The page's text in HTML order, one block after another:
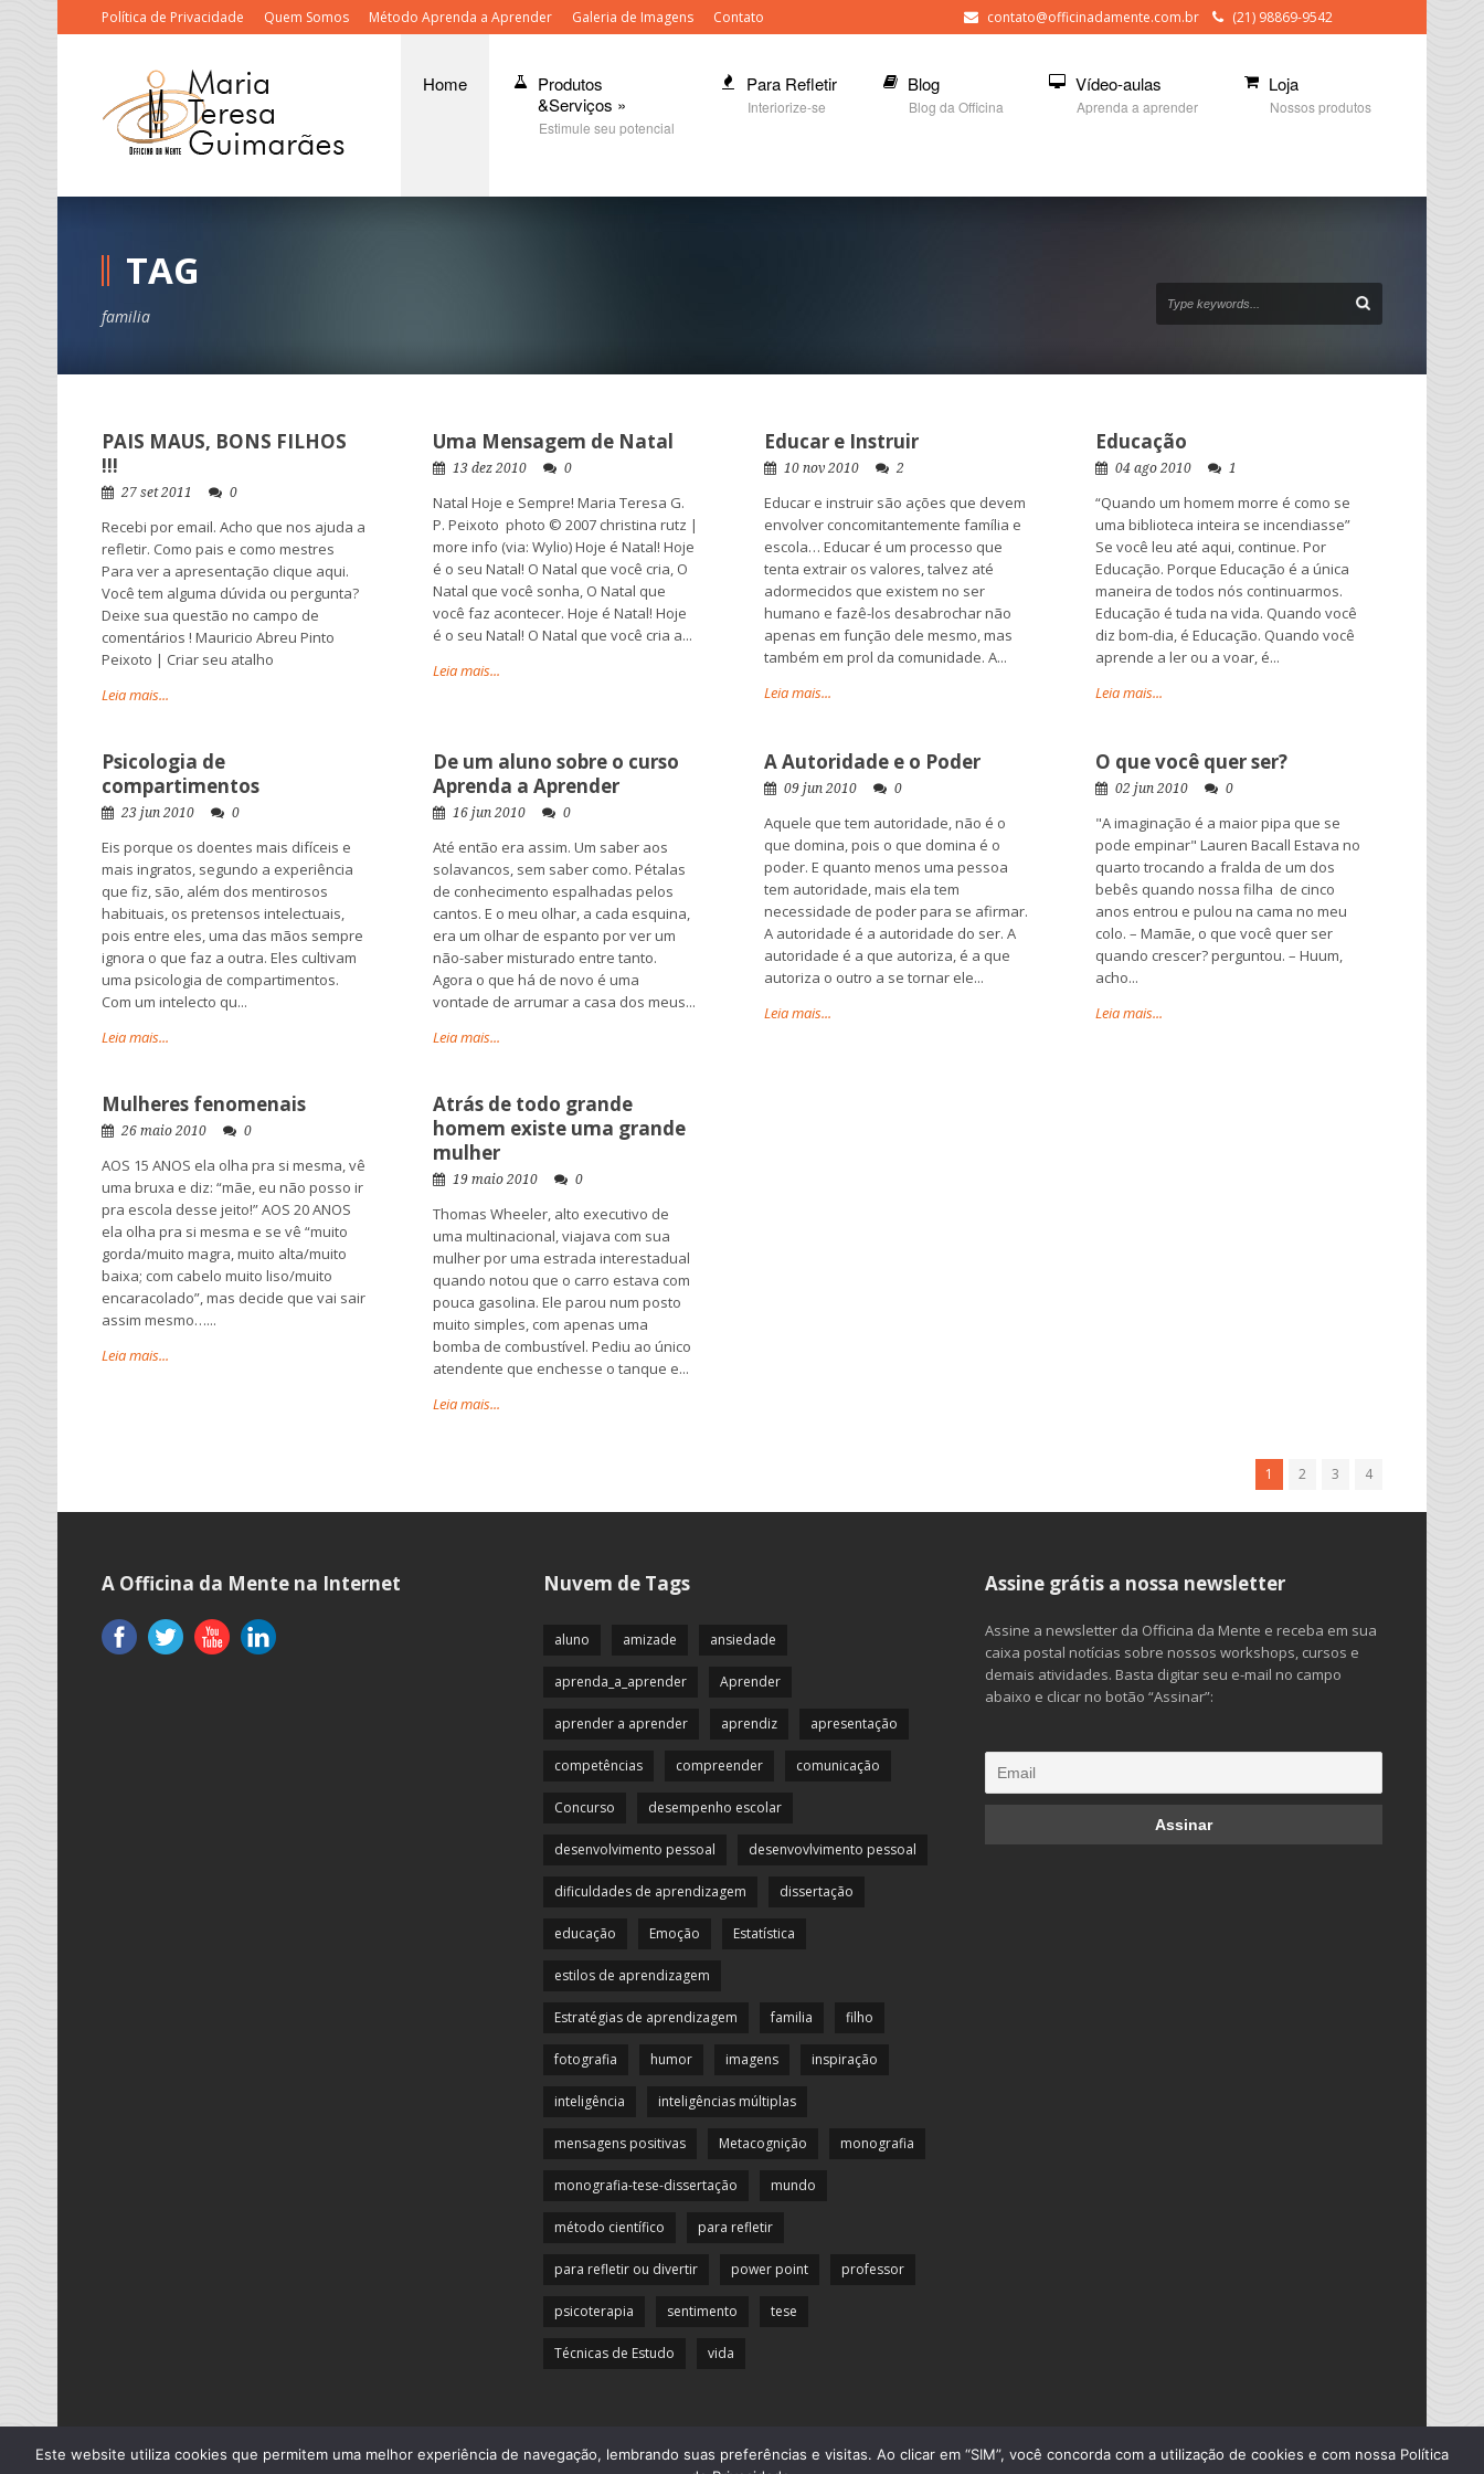
Política de Privacidade Quem Somos Método Aprenda a Aprender Galeria de Imagens Contato contato@officinadamente.com.br (21) 98869-9542
Home
Produtos
&Serviços »
Estimule seu potencial
Para Refletir
Interiorize-se
Blog
Blog da Officina
Vídeo-aulas
Aprenda a aprender
Loja
Nossos produtos
TAG
familia
PAIS MAUS, BONS FILHOS
!!!
27 set 2011 0
Recebi por email. Acho que nos ajuda a
refletir. Como pais e como mestres
Para ver a apresentação clique aqui.
Você tem alguma dúvida ou pergunta?
Deixe sua questão no campo de
comentários ! Mauricio Abreu Pinto
Peixoto | Criar seu atalho
Leia mais...
Uma Mensagem de Natal
13 dez 2010 0
Natal Hoje e Sempre! Maria Teresa G.
P. Peixoto photo © 2007 christina rutz |
more info (via: Wylio) Hoje é Natal! Hoje
é o seu Natal! O Natal que você cria, O
Natal que você sonha, O Natal que
você faz acontecer. Hoje é Natal! Hoje
é o seu Natal! O Natal que você cria a...
Leia mais...
Educar e Instruir
10 nov 2010 2
Educar e instruir são ações que devem
envolver concomitantemente família e
escola… Educar é um processo que
tenta extrair os valores, talvez até
adormecidos que existem no ser
humano e fazê-los desabrochar não
apenas em função dele mesmo, mas
também em prol da comunidade. A...
Leia mais...
Educação
04 ago 2010 1
“Quando um homem morre é como se
uma biblioteca inteira se incendiasse”
Se você leu até aqui, continue. Por
Educação. Porque Educação é a única
maneira de todos nós continuarmos.
Educação é tuda na vida. Quando você
diz bom-dia, é Educação. Quando você
aprende a ler ou a voar, é...
Leia mais...
Psicologia de
compartimentos
23 jun 2010 0
Eis porque os doentes mais difíceis e
mais ingratos, segundo a experiência
que fiz, são, além dos mentirosos
habituais, os pretensos intelectuais,
pois entre eles, uma das mãos sempre
ignora o que faz a outra. Eles cultivam
uma psicologia de compartimentos.
Com um intelecto qu...
Leia mais...
De um aluno sobre o curso
Aprenda a Aprender
16 jun 2010 0
Até então era assim. Um saber aos
solavancos, sem saber como. Pétalas
de conhecimento espalhadas pelos
cantos. E o meu olhar, a cada esquina,
era um olhar de espanto por ver um
não-saber misturado entre tanto.
Agora o que há de novo é uma
vontade de arrumar a casa dos meus...
Leia mais...
A Autoridade e o Poder
09 jun 2010 0
Aquele que tem autoridade, não é o
que domina, pois o que domina é o
poder. E quanto menos uma pessoa
tem autoridade, mais ela tem
necessidade de poder para se afirmar.
A autoridade é a autoridade do ser. A
autoridade é a que autoriza, é a que
autoriza o outro a se tornar ele...
Leia mais...
O que você quer ser?
02 jun 2010 0
"A imaginação é a maior pipa que se
pode empinar" Lauren Bacall Estava no
quarto trocando a fralda de um dos
bebês quando nossa filha de cinco
anos entrou e pulou na cama no meu
colo. – Mamãe, o que você quer ser
quando crescer? perguntou. – Huum,
acho...
Leia mais...
Mulheres fenomenais
26 maio 2010 0
AOS 15 ANOS ela olha pra si mesma, vê
uma bruxa e diz: “mãe, eu não posso ir
pra escola desse jeito!” AOS 20 ANOS
ela olha pra si mesma e se vê “muito
gorda/muito magra, muito alta/muito
baixa; com cabelo muito liso/muito
encaracolado”, mas decide que vai sair
assim mesmo…...
Leia mais...
Atrás de todo grande
homem existe uma grande
mulher
19 maio 2010 0
Thomas Wheeler, alto executivo de
uma multinacional, viajava com sua
mulher por uma estrada interestadual
quando notou que o carro estava com
pouca gasolina. Ele parou num posto
muito simples, com apenas uma
bomba de combustível. Pediu ao único
atendente que enchesse o tanque e...
Leia mais...
1 2 3 4
A Officina da Mente na Internet Nuvem de Tags
aluno amizade ansiedade
aprenda_a_aprender Aprender
aprender a aprender aprendiz apresentação
competências compreender comunicação
Concurso desempenho escolar
desenvolvimento pessoal desenvovlvimento pessoal
dificuldades de aprendizagem dissertação
educação Emoção Estatística
estilos de aprendizagem
Estratégias de aprendizagem familia filho
fotografia humor imagens inspiração
inteligência inteligências múltiplas
mensagens positivas Metacognição monografia
monografia-tese-dissertação mundo
método científico para refletir
para refletir ou divertir power point professor
psicoterapia sentimento tese
Técnicas de Estudo vida
Assine grátis a nossa newsletter
Assine a newsletter da Officina da Mente e receba em sua
caixa postal notícias sobre nossos workshops, cursos e
demais atividades. Basta digitar seu e-mail no campo
abaixo e clicar no botão “Assinar”:
Este website utiliza cookies que permitem uma melhor experiência de navegação, lembrando suas preferências e visitas. Ao clicar em “SIM”, você concorda com a utilização de cookies e com nossa Política